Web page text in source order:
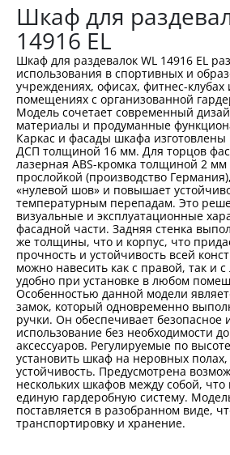
Шкаф для
14916 EL
Шкаф для раздевалок WL 14916 EL
использования в спортивных и
учреждениях, офисах, фитнес-клубах
помещениях с организованной
Модель сочетает современный
материалы и продуманные
Каркас и фасады шкафа
ДСП толщиной 16 мм. Для торцов
лазерная ABS-кромка толщиной 2
прослойкой (производство
«нулевой шов» и повышает
температурным перепадам. Это
визуальные и эксплуатационные
фасадной части. Задняя стенка
же толщины, что и корпус, что
прочность и устойчивость всей
можно навесить как с правой, так и
удобно при установке в любом
Особенностью данной модели
замок, который одновременно
ручки. Он обеспечивает безопасное
использование без необходимости
аксессуаров. Регулируемые по
установить шкаф на неровных полах,
устойчивость. Предусмотрена
нескольких шкафов между собой, что
единую гардеробную систему.
поставляется в разобранном виде,
транспортировку и хранение.